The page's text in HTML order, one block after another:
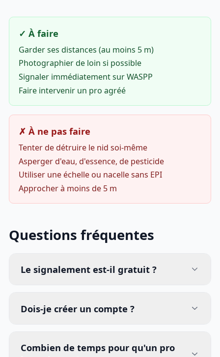
✓ À faire
Garder ses distances (au moins 5 m)
Photographier de loin si possible
Signaler immédiatement sur WASPP
Faire intervenir un pro agréé
✗ À ne pas faire
Tenter de détruire le nid soi-même
Asperger d'eau, d'essence, de pesticide
Utiliser une échelle ou nacelle sans EPI
Approcher à moins de 5 m
Questions fréquentes
Le signalement est-il gratuit ?
Dois-je créer un compte ?
Combien de temps pour qu'un pro